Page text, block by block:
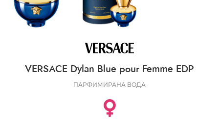
VERSACE Dylan Blue pour Femme EDP
ПАРФИМИРАНА ВОДА